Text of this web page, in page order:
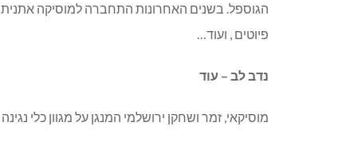
הגוספל. בשנים האחרונות התחברה למוסיקה אתנית
פיוטים , ועוד…
נדב לב – עוד
מוסיקאי, זמר ושחקן ירושלמי המנגן על מגוון כלי נגינה